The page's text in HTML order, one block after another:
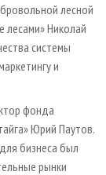
лесной
лесами» Николай
системы
и
фонда
Юрий Паутов.
бизнеса был
рынки